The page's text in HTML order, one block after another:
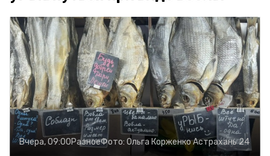
Вчера, 09:00РазноеФото: Ольга КорженкоАстрахань 24